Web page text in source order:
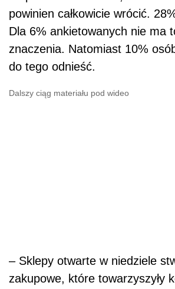
powinien całkowicie wrócić.
Dla 6% ankietowanych nie ma
znaczenia. Natomiast 10%
do tego odnieść.
Dalszy ciąg materiału pod wideo
– Sklepy otwarte w niedziele
zakupowe, które towarzyszyły